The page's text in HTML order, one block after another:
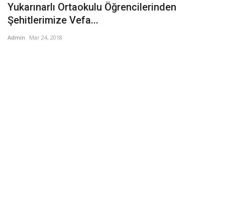
Yukarınarlı Ortaokulu Öğrencilerinden
Şehitlerimize Vefa...
Admin Mar 24, 2018